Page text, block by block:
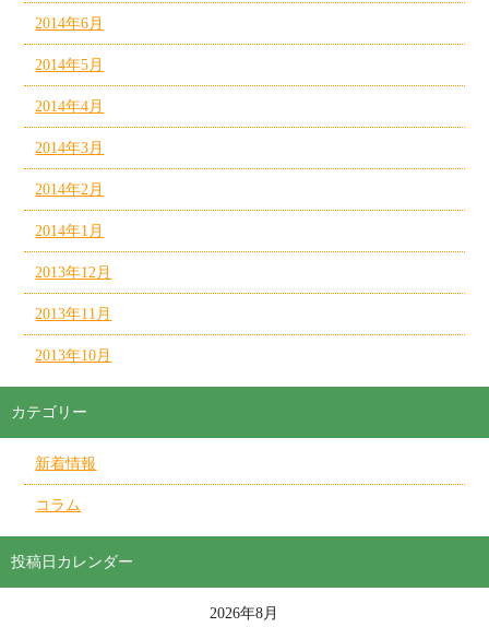
2014年6月
2014年5月
2014年4月
2014年3月
2014年2月
2014年1月
2013年12月
2013年11月
2013年10月
カテゴリー
新着情報
コラム
投稿日カレンダー
2026年8月